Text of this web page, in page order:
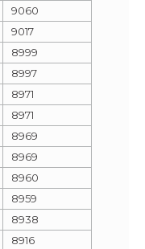
9060
9017
8999
8997
8971
8971
8969
8969
8960
8959
8938
8916